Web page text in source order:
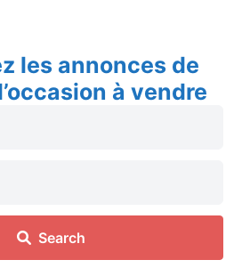
les annonces de
à vendre
Search